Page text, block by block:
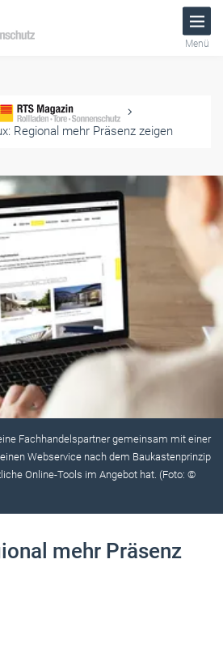
Menü
Regional mehr Präsenz zeigen
Fachhandelspartner gemeinsam mit einer
Webservice nach dem Baukastenprinzip
Online-Tools im Angebot hat. (Foto: ©
mehr Präsenz